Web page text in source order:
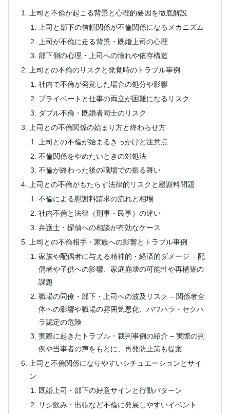
上司と不倫が起こる背景と心理的要因を徹底解説
上司と部下の信頼関係が不倫関係になるメカニズム
上司が不倫に走る背景・既婚上司の心理
部下側の心理・上司への憧れや依存構造
上司との不倫のリスクと発覚時のトラブル事例
社内で不倫が発覚した場合の処分や影響
プライベートと仕事の両立が困難になるリスク
ダブル不倫・既婚者同士のリスク
上司との不倫関係の始まり方と終わらせ方
上司との不倫が始まるきっかけと注意点
不倫関係をやめたいときの対処法
不倫が終わった後の職場での振る舞い
上司との不倫がもたらす法律的リスクと慰謝料問題
不倫による慰謝料請求の流れと相場
社内不倫と法律（刑事・民事）の違い
弁護士・探偵への相談が有効なケース
上司との不倫相手・家族への影響とトラブル事例
家族や配偶者に与える精神的・経済的ダメージ – 配
偶者や子供への影響、家庭崩壊の可能性や再構築の
課題
職場の同僚・部下・上司への波及リスク – 関係者全
体への影響や職場の雰囲気悪化、パワハラ・セクハ
ラ認定の危険
実際に起きたトラブル・裁判事例の紹介 – 実際の判
例や当事者の声をもとに、再発防止策も提案
上司と不倫関係になりやすいシチュエーションとサイ
ン
既婚上司・部下の好意サインと行動パターン
サシ飲み・出張など不倫に発展しやすいイベント